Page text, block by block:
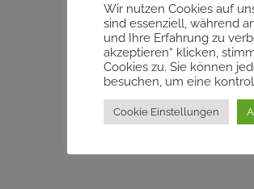
Wir nutzen Cookies auf
sind essenziell, während
und Ihre Erfahrung zu
akzeptieren“ klicken,
Cookies zu. Sie können
besuchen, um eine
Cookie Einstellungen